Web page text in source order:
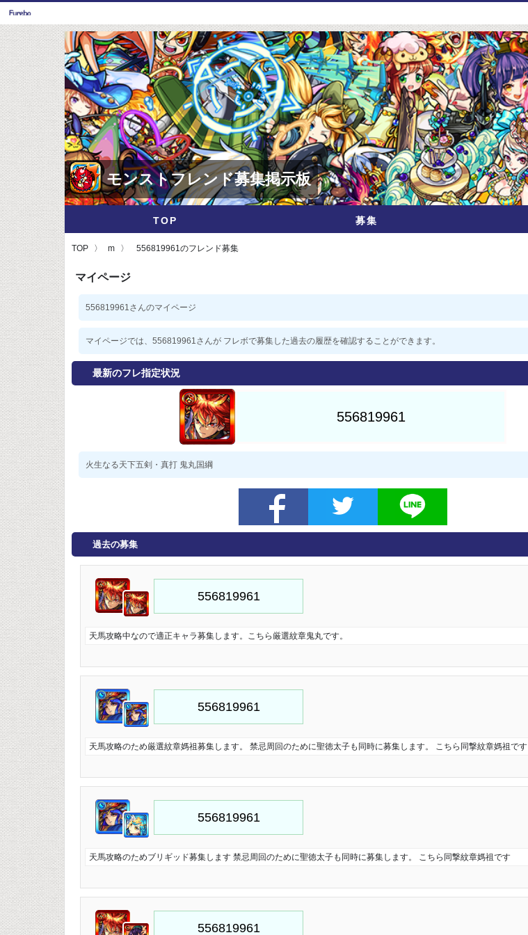
モンストフレンド募集掲示板
TOP 募集
TOP m 556819961のフレンド募集
マイページ
556819961さんのマイページ
マイページでは、556819961さんが フレボで募集した過去の履歴を確認することができます。
最新のフレ指定状況
火生なる天下五剣・真打 鬼丸国綱
過去の募集
天馬攻略中なので適正キャラ募集します。こちら厳選紋章鬼丸です。
天馬攻略のため厳選紋章媽祖募集します。 禁忌周回のために聖徳太子も同時に募集します。 こちら同撃紋章媽祖です
天馬攻略のためブリギッド募集します 禁忌周回のために聖徳太子も同時に募集します。 こちら同撃紋章媽祖です